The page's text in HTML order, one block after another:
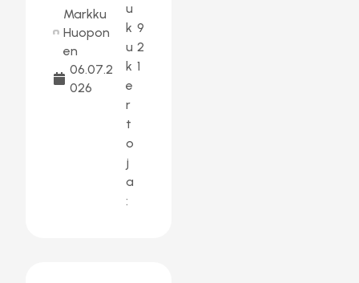
Markku
Huopon
en
06.07.2
026
u
k
u
k
e
r
t
o
j
a
:
9
2
1